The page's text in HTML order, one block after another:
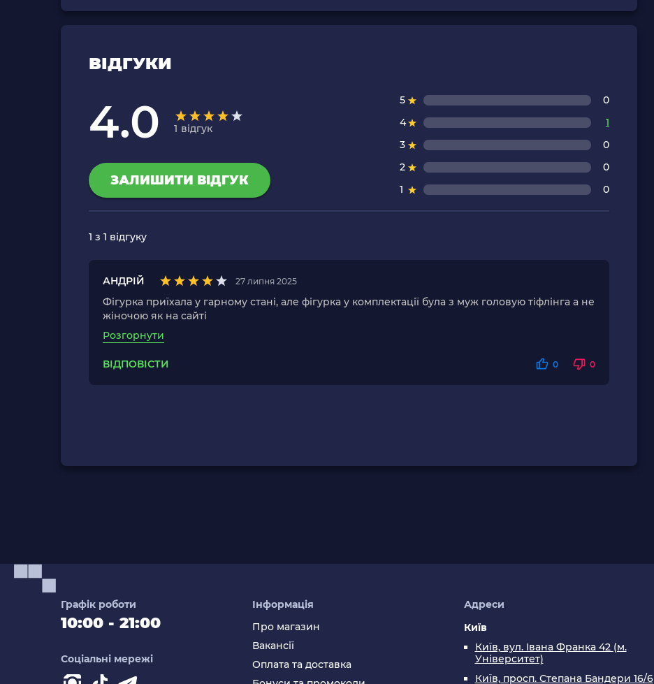
ВІДГУКИ
4.0 1 відгук
ЗАЛИШИТИ ВІДГУК
5
0
4
1
3
0
2
0
1
0
1 з 1 відгуку
АНДРІЙ 27 липня 2025
Фігурка приїхала у гарному стані, але фігурка у комплектації була з муж головую тіфлінга а не
жіночою як на сайті
Розгорнути
ВІДПОВІСТИ 0 0
Графік роботи
10:00 - 21:00
Соціальні мережі
Інформація
Про магазин
Вакансії
Оплата та доставка
Адреси
Київ
Київ, вул. Івана Франка 42 (м.
Університет)
Київ, просп. Степана Бандери 16/6